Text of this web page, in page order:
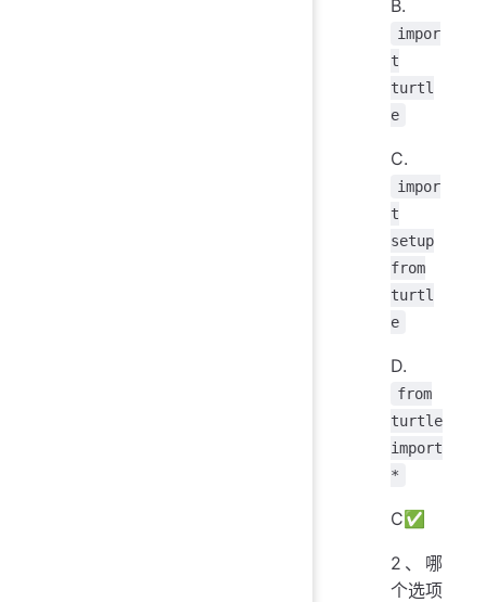
B.
impor
t
turtl
e
C.
impor
t
setup
from
turtl
e
D.
from
turtle
import
*
C✅
2、哪
个选项